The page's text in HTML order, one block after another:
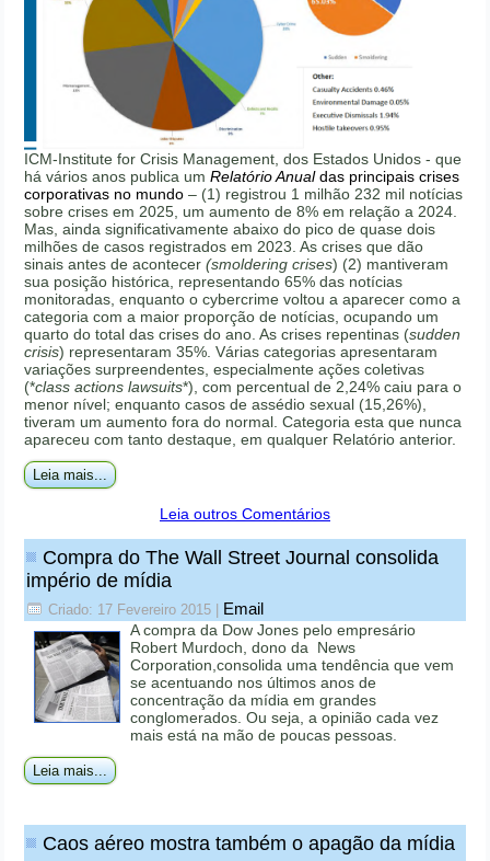
ICM-Institute for Crisis Management, dos Estados Unidos - que
há vários anos publica umRelatório Anualdas principais crises
corporativas no mundo – (1) registrou 1 milhão 232 mil notícias
sobre crises em 2025, um aumento de 8% em relação a 2024.
Mas, ainda significativamente abaixo do pico de quase dois
milhões de casos registrados em 2023. As crises que dão
sinais antes de acontecer(smoldering crises) (2) mantiveram
sua posição histórica, representando 65% das notícias
monitoradas, enquanto o cybercrime voltou a aparecer como a
categoria com a maior proporção de notícias, ocupando um
quarto do total das crises do ano. As crises repentinas (sudden
crisis) representaram 35%. Várias categorias apresentaram
variações surpreendentes, especialmente ações coletivas
(*class actions lawsuits*), com percentual de 2,24% caiu para o
menor nível; enquanto casos de assédio sexual (15,26%),
tiveram um aumento fora do normal. Categoria esta que nunca
apareceu com tanto destaque, em qualquer Relatório anterior.
Leia mais...
Leia outros Comentários
Compra do The Wall Street Journal consolida
império de mídia
Criado: 17 Fevereiro 2015 Email
A compra da Dow Jones pelo empresário
Robert Murdoch, dono da News
Corporation,consolida uma tendência que vem
se acentuando nos últimos anos de
concentração da mídia em grandes
conglomerados. Ou seja, a opinião cada vez
mais está na mão de poucas pessoas.
Leia mais...
Caos aéreo mostra também o apagão da mídia